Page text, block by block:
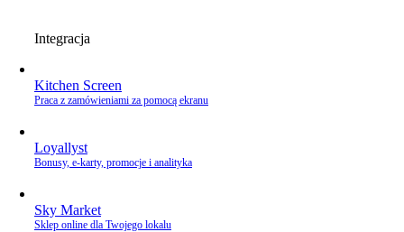
Integracja
Kitchen Screen
Praca z zamówieniami za pomocą ekranu
Loyallyst
Bonusy, e‑karty, promocje i analityka
Sky Market
Sklep online dla Twojego lokalu